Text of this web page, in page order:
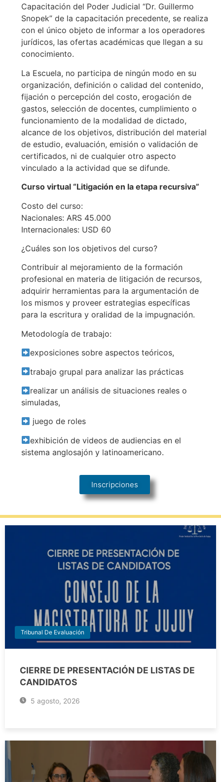
Capacitación del Poder Judicial “Dr. Guillermo
Snopek” de la capacitación precedente, se realiza
con el único objeto de informar a los operadores
jurídicos, las ofertas académicas que llegan a su
conocimiento.
La Escuela, no participa de ningún modo en su
organización, definición o calidad del contenido,
fijación o percepción del costo, erogación de
gastos, selección de docentes, cumplimiento o
funcionamiento de la modalidad de dictado,
alcance de los objetivos, distribución del material
de estudio, evaluación, emisión o validación de
certificados, ni de cualquier otro aspecto
vinculado a la actividad que se difunde.
Curso virtual “Litigación en la etapa recursiva”
Costo del curso:
Nacionales: ARS 45.000
Internacionales: USD 60
¿Cuáles son los objetivos del curso?
Contribuir al mejoramiento de la formación
profesional en materia de litigación de recursos,
adquirir herramientas para la argumentación de
los mismos y proveer estrategias específicas
para la escritura y oralidad de la impugnación.
Metodología de trabajo:
exposiciones sobre aspectos teóricos,
trabajo grupal para analizar las prácticas
realizar un análisis de situaciones reales o
simuladas,
juego de roles
exhibición de videos de audiencias en el
sistema anglosajón y latinoamericano.
Inscripciones
Tribunal De Evaluación
CIERRE DE PRESENTACIÓN DE LISTAS DE
CANDIDATOS
5 agosto, 2026